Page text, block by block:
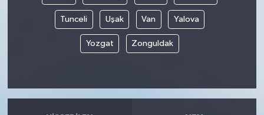
Tunceli Uşak Van Yalova
Yozgat Zonguldak